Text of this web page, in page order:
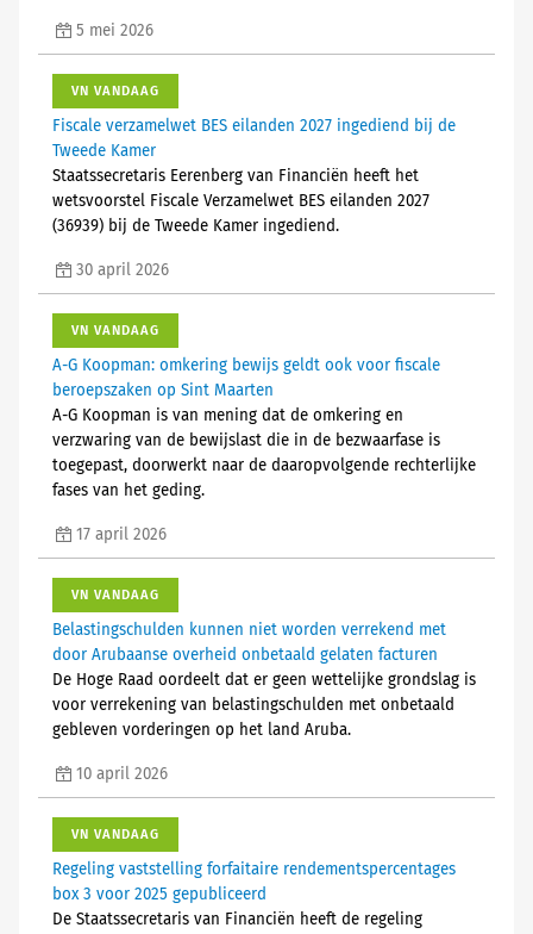
5 mei 2026
VN VANDAAG
Fiscale verzamelwet BES eilanden 2027 ingediend bij de
Tweede Kamer
Staatssecretaris Eerenberg van Financiën heeft het
wetsvoorstel Fiscale Verzamelwet BES eilanden 2027
(36939) bij de Tweede Kamer ingediend.
30 april 2026
VN VANDAAG
A-G Koopman: omkering bewijs geldt ook voor fiscale
beroepszaken op Sint Maarten
A-G Koopman is van mening dat de omkering en
verzwaring van de bewijslast die in de bezwaarfase is
toegepast, doorwerkt naar de daaropvolgende rechterlijke
fases van het geding.
17 april 2026
VN VANDAAG
Belastingschulden kunnen niet worden verrekend met
door Arubaanse overheid onbetaald gelaten facturen
De Hoge Raad oordeelt dat er geen wettelijke grondslag is
voor verrekening van belastingschulden met onbetaald
gebleven vorderingen op het land Aruba.
10 april 2026
VN VANDAAG
Regeling vaststelling forfaitaire rendementspercentages
box 3 voor 2025 gepubliceerd
De Staatssecretaris van Financiën heeft de regeling